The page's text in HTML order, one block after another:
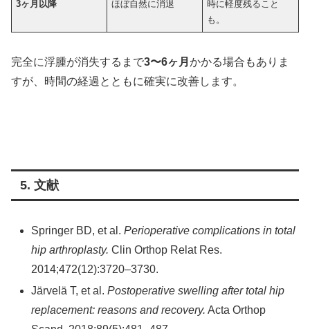
3ヶ月以降 ほぼ自然に消退
時に軽度残ること
も。
完全に浮腫が消失するまで3〜6ヶ月 かかる場合もありま
すが、時間の経過とともに確実に改善します。
5. 文献
Springer BD, et al.Perioperative complications in total
hip arthroplasty. Clin Orthop Relat Res.
2014;472(12):3720–3730.
Järvelä T, et al.Postoperative swelling after total hip
replacement: reasons and recovery. Acta Orthop